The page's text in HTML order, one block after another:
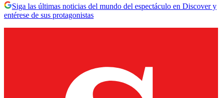
Siga las últimas noticias del mundo del espectáculo en Discover y
entérese de sus protagonistas